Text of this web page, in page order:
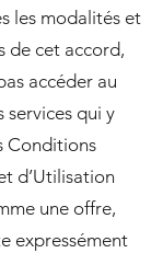
les modalités et
de cet accord,
accéder au
services qui y
Conditions
d’Utilisation
une offre,
expressément